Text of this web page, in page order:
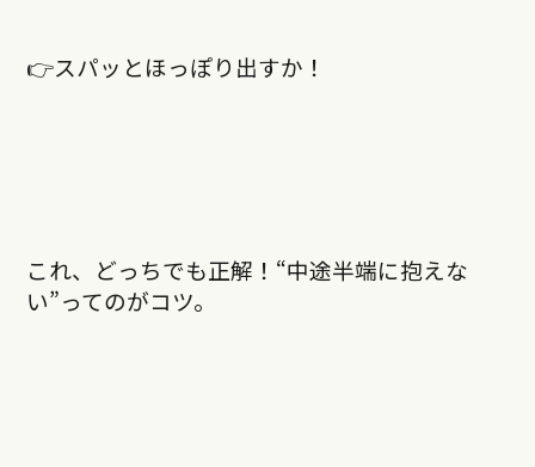
👉スパッとほっぽり出すか！
これ、どっちでも正解！“中途半端に抱えな
い”ってのがコツ。